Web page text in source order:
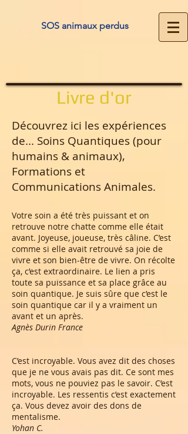
SOS animaux perdus
Livre d'or
Découvrez ici les expériences
de... Soins Quantiques (pour
humains & animaux),
Formations et
Communications Animales.
Votre soin a été très puissant et on
retrouve notre chatte comme elle était
avant. Joyeuse, joueuse, très câline. C’est
comme si elle avait retrouvé sa joie de
vivre et son bien-être de vivre. On récolte
ça, c’est extraordinaire. Le lien a pris
toute sa puissance et sa place grâce au
soin quantique. Je suis sûre que c’est le
soin quantique car il y a vraiment un
avant et un après.
Agnès Durin France
C’est incroyable. Vous avez dit des choses
que je ne vous avais pas dit. Ce sont mes
mots, vous ne pouviez pas le savoir. C’est
incroyable. Les ressentis c’est exactement
ça. Vous devez avoir des dons de
mentalisme.
Yohan C.